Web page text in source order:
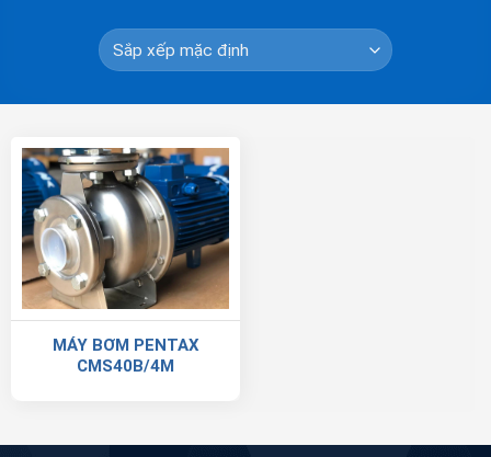
MÁY BƠM PENTAX
CMS40B/4M